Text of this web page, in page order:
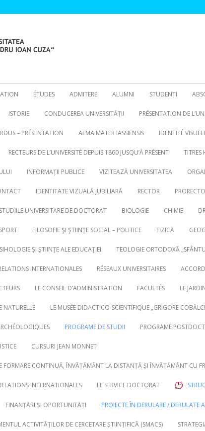
ÉTUDES ADMITERE ALUMNI STUDENȚI
ISTORIE CONDUCEREA UNIVERSITĂȚII PRÉSENTATION DE
– PRÉSENTATION ALMA MATER IASSIENSIS IDENTITÉ
RECTEURS DE L’UNIVERSITÉ DEPUIS 1860 JUSQU’À PRÉSENT TITRES
INFORMAŢII PUBLICE VIZITEAZĂ UNIVERSITATEA
IDENTITATE VIZUALĂ JUBILIARĂ RECTOR
UNIVERSITARE DE DOCTORAT BIOLOGIE CHIMIE
FILOSOFIE ŞI ŞTIINŢE SOCIAL – POLITICE FIZICĂ
ŞI ŞTIINŢE ALE EDUCAŢIEI TEOLOGIE ORTODOXĂ
INTERNATIONALES RÉSEAUX UNIVERSITAIRES
LE CONSEIL D’ADMINISTRATION FACULTÉS LE
NATURELLE LE MUSÉE DIDACTICO-SCIENTIFIQUE „GRIGORE
PROGRAME DE STUDII PROGRAME
CURSURI JEAN MONNET
FORMARE CONTINUĂ, ÎNVĂȚĂMÂNT LA DISTANȚĂ ȘI ÎNVĂȚĂMÂNT CU
INTERNATIONALES LE SERVICE DOCTORAT
FINANȚĂRI ȘI OPORTUNITĂȚI PROIECTE ÎN DERULARE / DERULATE
ACTIVITĂȚILOR DE CERCETARE ȘTIINȚIFICĂ (SMACS)